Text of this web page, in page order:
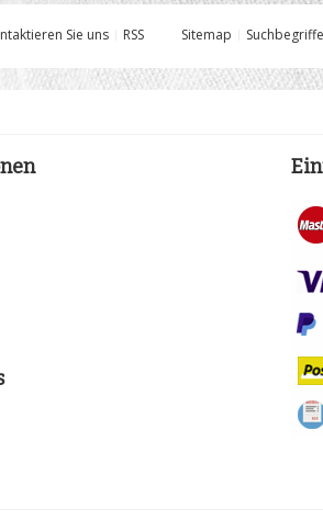
Sie uns RSS Sitemap Suchbegriffe